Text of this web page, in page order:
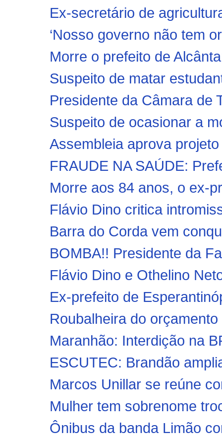
Ex-secretário de
‘Nosso governo não tem
Morre o prefeito de
Suspeito de matar
Presidente da Câmara de
Suspeito de ocasionar a
Assembleia aprova
FRAUDE NA SAÚDE:
Morre aos 84 anos, o ex-
Flávio Dino critica
Barra do Corda vem
BOMBA!! Presidente da
Flávio Dino e Othelino
Ex-prefeito de
Roubalheira do
Maranhão: Interdição na
ESCUTEC: Brandão
Marcos Unillar se reúne
Mulher tem sobrenome
Ônibus da banda Limão